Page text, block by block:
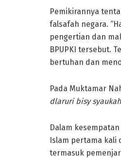
Pemikirannya
falsafah negara.
pengertian dan
BPUPKI tersebut.
bertuhan dan
Pada Muktamar
dlaruri bisy syaukah
Dalam
Islam pertama kali
termasuk